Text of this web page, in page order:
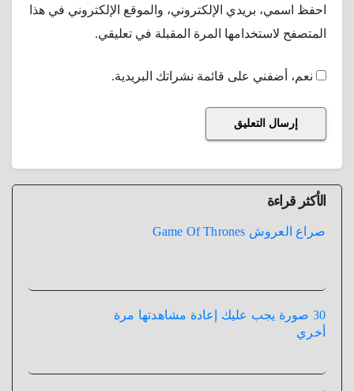
احفظ اسمي، بريدي الإلكتروني، والموقع الإلكتروني في هذا
المتصفح لاستخدامها المرة المقبلة في تعليقي.
نعم، أضفني على قائمة نشراتك البريدية.
الأكثر قراءة
صراع العروش Game Of Thrones
30 صورة يجب عليك إعادة مشاهدتها مرة
أخري